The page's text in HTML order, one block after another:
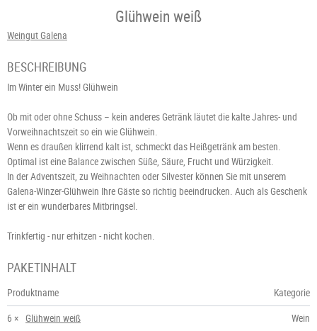
Glühwein weiß
Weingut Galena
BESCHREIBUNG
Im Winter ein Muss! Glühwein
Ob mit oder ohne Schuss – kein anderes Getränk läutet die kalte Jahres- und
Vorweihnachtszeit so ein wie Glühwein.
Wenn es draußen klirrend kalt ist, schmeckt das Heißgetränk am besten.
Optimal ist eine Balance zwischen Süße, Säure, Frucht und Würzigkeit.
In der Adventszeit, zu Weihnachten oder Silvester können Sie mit unserem
Galena-Winzer-Glühwein Ihre Gäste so richtig beeindrucken. Auch als Geschenk
ist er ein wunderbares Mitbringsel.
Trinkfertig - nur erhitzen - nicht kochen.
PAKETINHALT
Produktname
Kategorie
6 × Glühwein weiß
Wein